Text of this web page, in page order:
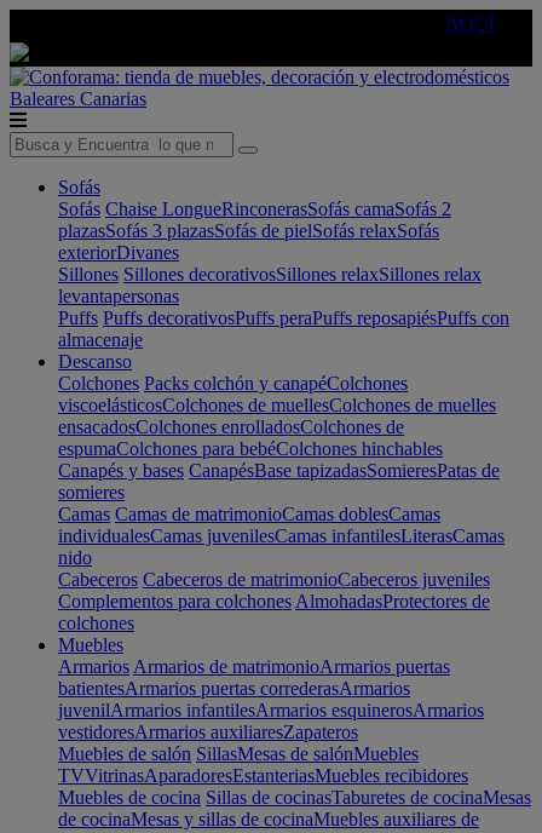
AQUÍ
Baleares Canarias
Sofás
Sofás Chaise LongueRinconerasSofás camaSofás 2
plazasSofás 3 plazasSofás de pielSofás relaxSofás
exteriorDivanes
Sillones Sillones decorativosSillones relaxSillones relax
levantapersonas
Puffs Puffs decorativosPuffs peraPuffs reposapiésPuffs con
almacenaje
Descanso
Colchones Packs colchón y canapéColchones
viscoelásticosColchones de muellesColchones de muelles
ensacadosColchones enrolladosColchones de
espumaColchones para bebéColchones hinchables
Canapés y bases CanapésBase tapizadasSomieresPatas de
somieres
Camas Camas de matrimonioCamas doblesCamas
individualesCamas juvenilesCamas infantilesLiterasCamas
nido
Cabeceros Cabeceros de matrimonioCabeceros juveniles
Complementos para colchones AlmohadasProtectores de
colchones
Muebles
Armarios Armarios de matrimonioArmarios puertas
batientesArmarios puertas correderasArmarios
juvenilArmarios infantilesArmarios esquinerosArmarios
vestidoresArmarios auxiliaresZapateros
Muebles de salón SillasMesas de salónMuebles
TVVitrinasAparadoresEstanteriasMuebles recibidores
Muebles de cocina Sillas de cocinasTaburetes de cocinaMesas
de cocinaMesas y sillas de cocinaMuebles auxiliares de